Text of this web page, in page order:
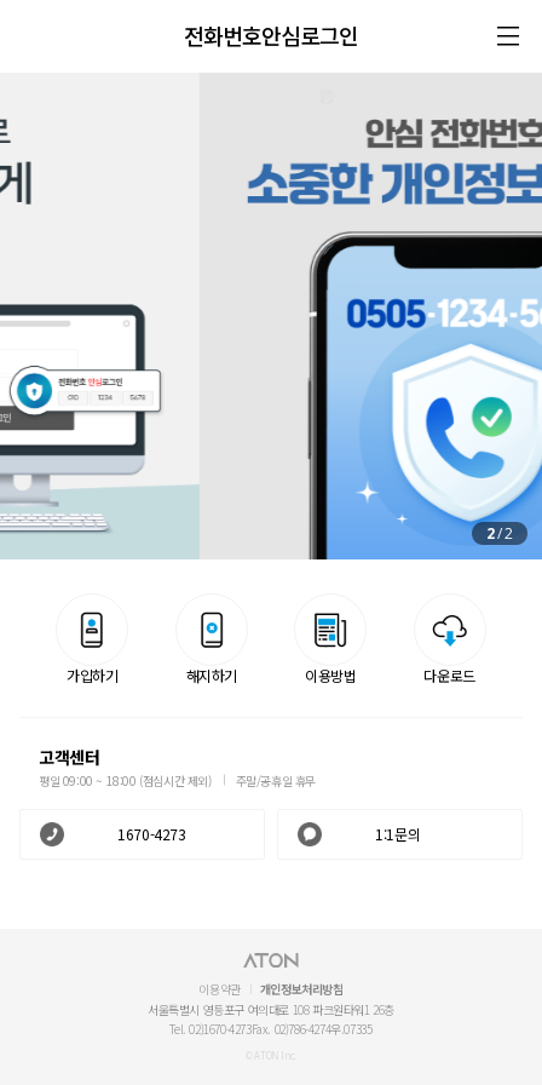
전화번호안심로그인
2/2
가입하기 해지하기 이용방법 다운로드
고객센터
평일 09:00 ~ 18:00 (점심시간 제외) 주말/공휴일 휴무
1670-4273 1:1문의
이용약관
개인정보처리방침
서울특별시 영등포구 여의대로 108 파크원타워1 26층
Tel. 02)1670-4273Fax. 02)786-4274우.07335
© ATON Inc.